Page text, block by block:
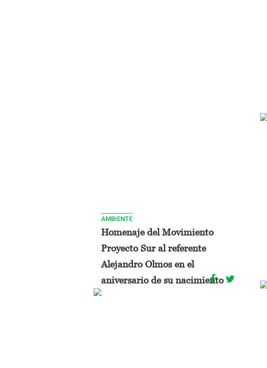
AMBIENTE
Homenaje del Movimiento
Proyecto Sur al referente
Alejandro Olmos en el
aniversario de su nacimiento